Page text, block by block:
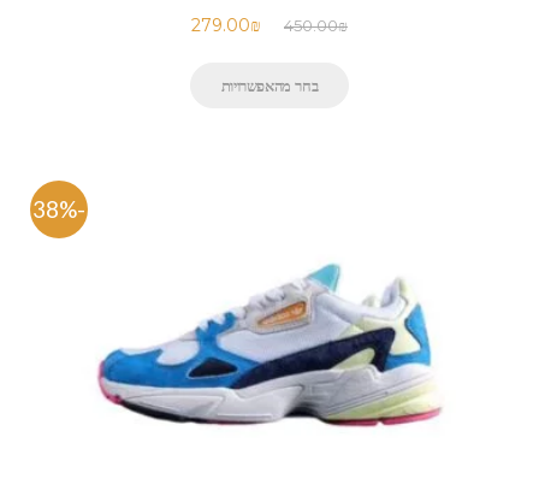
450.00₪
279.00₪
בחר מהאפשרויות
-38%